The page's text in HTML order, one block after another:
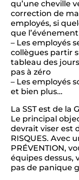
qu’une cheville
correction de
employés, si
que
– Les employés
collègues partir
tableau des
pas à zéro
– Les employés
et bien plus…
La SST est de la
Le principal
devrait viser est
RISQUES. Avec
PRÉVENTION,
équipes dessus,
pas de panique